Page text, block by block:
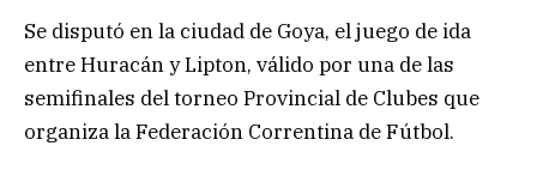
Se disputó en la ciudad de Goya, el juego de ida
entre Huracán y Lipton, válido por una de las
semifinales del torneo Provincial de Clubes que
organiza la Federación Correntina de Fútbol.